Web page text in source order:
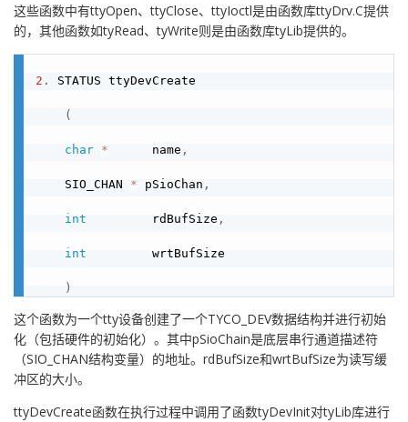
这些函数中有ttyOpen、ttyClose、ttyIoctl是由函数库ttyDrv.C提供
的，其他函数如tyRead、tyWrite则是由函数库tyLib提供的。
2 . STATUS ttyDevCreate
(
char *
      name
,
    SIO_CHAN
* pSioChan ,
int
         rdBufSize
,
int
         wrtBufSize
)
这个函数为一个tty设备创建了一个TYCO_DEV数据结构并进行初始
化（包括硬件的初始化）。其中pSioChain是底层串行通道描述符
（SIO_CHAN结构变量）的地址。rdBufSize和wrtBufSize为读写缓
冲区的大小。
ttyDevCreate函数在执行过程中调用了函数tyDevInit对tyLib库进行